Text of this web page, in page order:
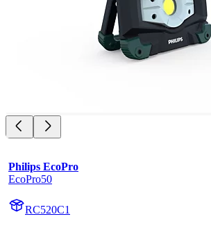
Philips EcoPro
EcoPro50
RC520C1